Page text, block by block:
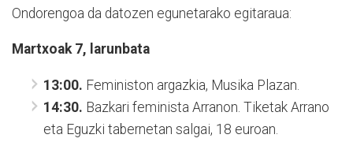
Ondorengoa da datozen egunetarako egitaraua:
Martxoak 7, larunbata
13:00. Feministon argazkia, Musika Plazan.
14:30. Bazkari feminista Arranon. Tiketak Arrano
eta Eguzki tabernetan salgai, 18 euroan.